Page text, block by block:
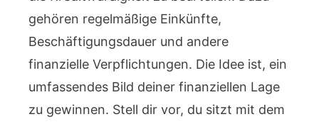
gehören regelmäßige Einkünfte,
Beschäftigungsdauer und andere
finanzielle Verpflichtungen. Die Idee ist, ein
umfassendes Bild deiner finanziellen Lage
zu gewinnen. Stell dir vor, du sitzt mit dem